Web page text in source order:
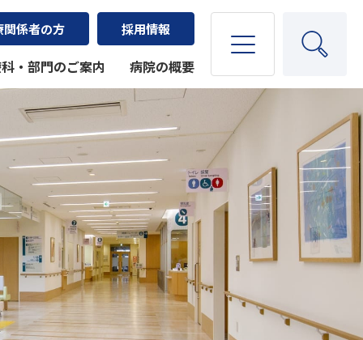
関係者の方 採用情報
・部門のご案内 病院の概要